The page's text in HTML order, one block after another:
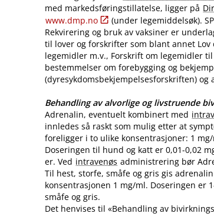
med markedsføringstillatelse, ligger på
www.dmp.no
(under legemiddelsøk).
Rekvirering og bruk av vaksiner er
til lover og forskrifter som blant annet
legemidler m.v., Forskrift om legemidler
bestemmelser om forebygging og
(dyresykdomsbekjempelsesforskriften)
Behandling av alvorlige og livstruende
Adrenalin, eventuelt kombinert med
innledes så raskt som mulig etter at
foreligger i to ulike konsentrasjoner: 1
Doseringen til hund og katt er 0,01-0,02
er. Ved intravenøs administrering bør
Til hest, storfe, småfe og gris gis adrenalin
konsentrasjonen 1 mg​/​ml. Doseringen er
småfe og gris.
Det henvises til «Behandling av